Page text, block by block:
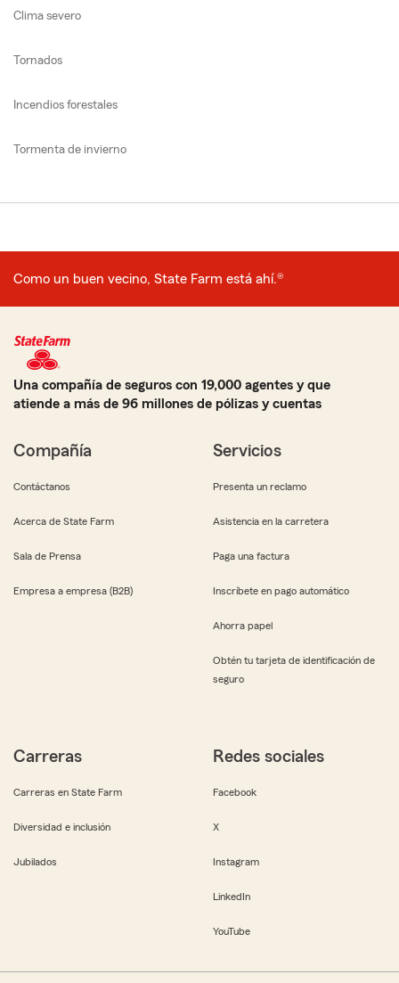
Clima severo
Tornados
Incendios forestales
Tormenta de invierno
Como un buen vecino, State Farm está ahí.®
Una compañía de seguros con 19,000 agentes y que
atiende a más de 96 millones de pólizas y cuentas
Compañía
Contáctanos
Acerca de State Farm
Sala de Prensa
Empresa a empresa (B2B)
Servicios
Presenta un reclamo
Asistencia en la carretera
Paga una factura
Inscríbete en pago automático
Ahorra papel
Obtén tu tarjeta de identificación de
seguro
Carreras
Carreras en State Farm
Diversidad e inclusión
Jubilados
Redes sociales
Facebook
X
Instagram
LinkedIn
YouTube